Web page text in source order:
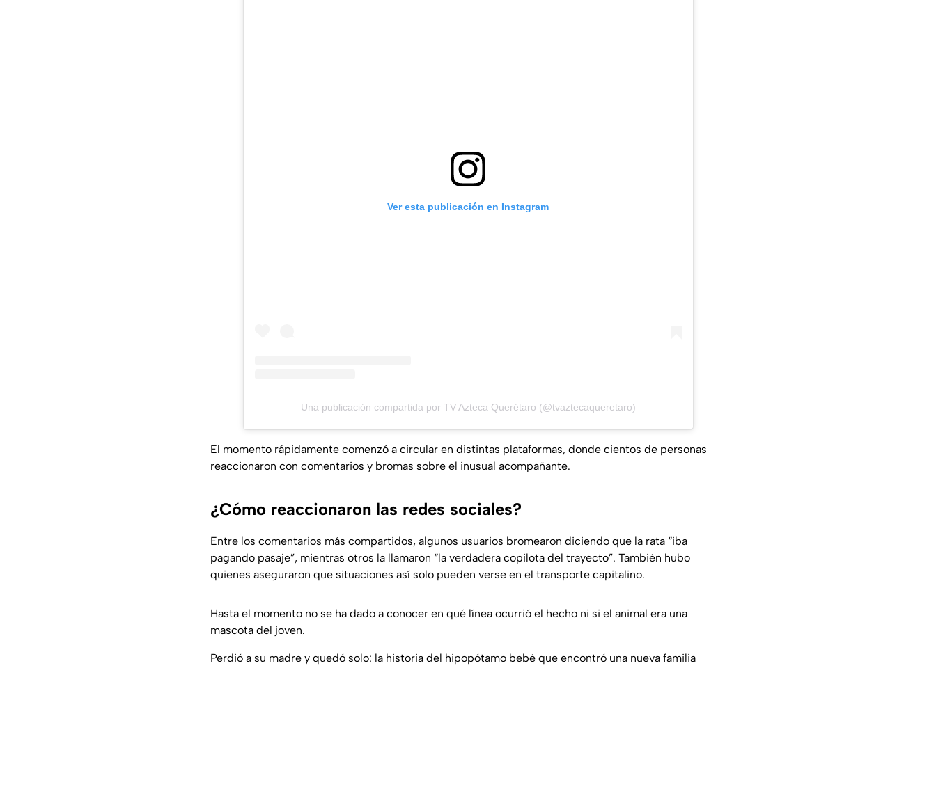
Ver esta publicación en Instagram
Una publicación compartida por TV Azteca Querétaro (@tvaztecaqueretaro)
El momento rápidamente comenzó a circular en distintas plataformas, donde cientos de personas
reaccionaron con comentarios y bromas sobre el inusual acompañante.
¿Cómo reaccionaron las redes sociales?
Entre los comentarios más compartidos, algunos usuarios bromearon diciendo que la rata “iba
pagando pasaje”, mientras otros la llamaron “la verdadera copilota del trayecto”. También hubo
quienes aseguraron que situaciones así solo pueden verse en el transporte capitalino.
Hasta el momento no se ha dado a conocer en qué línea ocurrió el hecho ni si el animal era una
mascota del joven.
Perdió a su madre y quedó solo: la historia del hipopótamo bebé que encontró una nueva familia